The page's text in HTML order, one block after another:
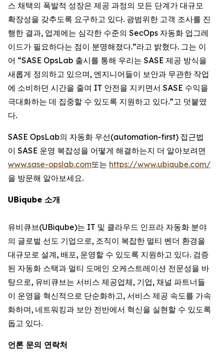
스 채택의 폭발적 성장은 제공 과정의 모든 단계가 대규모
확장성을 갖추도록 요구하고 있다. 광범위한 고객 조사를 진
행한 결과, 업계에는 심각한 수준의 SecOps 자동화 업그레
이드가 필요하다는 점이 분명해졌다.”라고 밝혔다. 그는 이
어 “SASE OpsLab 출시를 통해 우리는 SASE 제공 방식을
새롭게 정의하고 있으며, 엔지니어들이 보안과 무관한 작업
에 소비하던 시간을 줄여 IT 안전을 지키면서 SASE 수익을
극대화하는 데 집중할 수 있도록 지원하고 있다.”고 덧붙였
다.
SASE OpsLab의 자동화 우선(automation-first) 접근법
이 SASE 운영 복잡성을 어떻게 해결하는지 더 알아보려면
www.sase-opslab.com또는 https://www.ubiqube.com/
을 방문해 알아보세요.
UBiqube 소개
유비큐브(UBiqube)는 IT 및 클라우드 인프라 자동화 분야
의 글로벌 선도 기업으로, 조직이 복잡한 멀티 벤더 환경을
대규모로 설계, 배포, 운영할 수 있도록 지원하고 있다. 검증
된 자동화 스택과 멀티 도메인 오케스트레이션 전문성을 바
탕으로, 유비큐브는 서비스 제공업체, 기업, 채널 파트너들
이 운영을 혁신적으로 단순화하고, 서비스 제공 속도를 가속
화하며, 네트워킹과 보안 전반에서 혁신을 실현할 수 있도록
돕고 있다.
언론 문의 연락처